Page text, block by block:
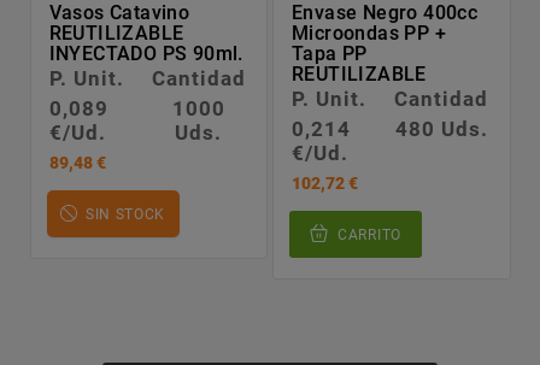
Vasos Catavino
REUTILIZABLE
INYECTADO PS 90ml.
P. Unit.
Cantidad
0,089
€/Ud.
1000
Uds.
89,48 €
SIN STOCK
Envase Negro 400cc
Microondas PP +
Tapa PP
REUTILIZABLE
P. Unit.
Cantidad
0,214
€/Ud.
480 Uds.
102,72 €
CARRITO